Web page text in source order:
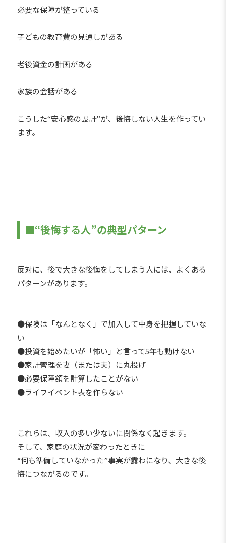
必要な保障が整っている
子どもの教育費の見通しがある
老後資金の計画がある
家族の会話がある
こうした“安心感の設計”が、後悔しない人生を作ってい
ます。
■“後悔する人”の典型パターン
反対に、後で大きな後悔をしてしまう人には、よくある
パターンがあります。
●保険は「なんとなく」で加入して中身を把握していな
い
●投資を始めたいが「怖い」と言って5年も動けない
●家計管理を妻（または夫）に丸投げ
●必要保障額を計算したことがない
●ライフイベント表を作らない
これらは、収入の多い少ないに関係なく起きます。
そして、家庭の状況が変わったときに
“何も準備していなかった”事実が露わになり、大きな後
悔につながるのです。